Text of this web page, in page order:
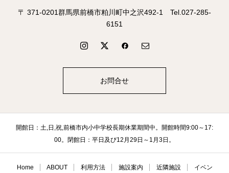
〒 371-0201群馬県前橋市粕川町中之沢492-1 Tel.027-285-
6151
お問合せ
開館日：土,日,祝,前橋市内小中学校長期休業期間中。開館時間9:00～17:
00。閉館日：平日及び12月29日～1月3日。
Home ABOUT 利用方法 施設案内 近隣施設 イベン